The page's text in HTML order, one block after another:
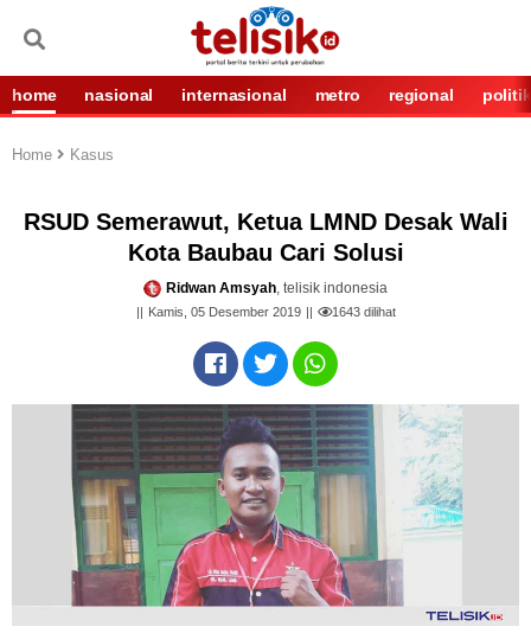
home nasional internasional metro regional politik
Home Kasus
RSUD Semerawut, Ketua LMND Desak Wali
Kota Baubau Cari Solusi
Ridwan Amsyah, telisik indonesia
Kamis, 05 Desember 2019 1643dilihat